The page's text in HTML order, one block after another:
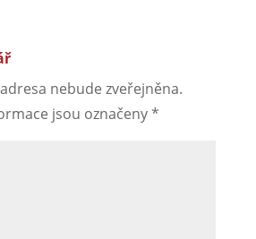
nebude zveřejněna.
jsou označeny*